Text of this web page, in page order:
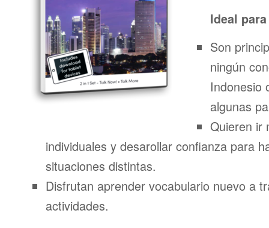
Ideal
Son
ningún
Indonesio
algunas
Quieren ir
individuales y desarollar confianza para
situaciones distintas.
Disfrutan aprender vocabulario nuevo a
actividades.